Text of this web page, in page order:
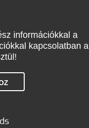
információkkal a
kapcsolatban a